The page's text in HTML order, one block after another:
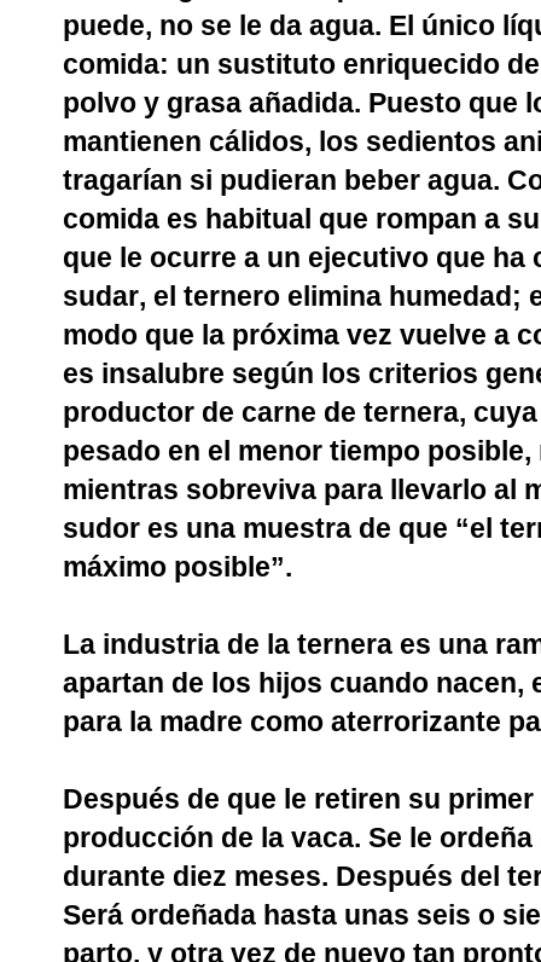
puede, no se le da agua. El único
comida: un sustituto enriquecido
polvo y grasa añadida. Puesto que
mantienen cálidos, los sedientos
tragarían si pudieran beber agua.
comida es habitual que rompan a
que le ocurre a un ejecutivo que
sudar, el ternero elimina humedad;
modo que la próxima vez vuelve a
es insalubre según los criterios
productor de carne de ternera,
pesado en el menor tiempo
mientras sobreviva para llevarlo al
sudor es una muestra de que “el
máximo posible”.
La industria de la ternera es una
apartan de los hijos cuando nacen,
para la madre como aterrorizante
Después de que le retiren su
producción de la vaca. Se le
durante diez meses. Después del
Será ordeñada hasta unas seis o
parto, y otra vez de nuevo tan